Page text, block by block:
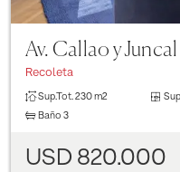
Av. Callao y Juncal
Recoleta
Sup.Tot. 230 m2
Baño 3
USD 820.000